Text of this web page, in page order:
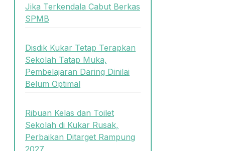
Jika Terkendala Cabut Berkas
SPMB
Disdik Kukar Tetap Terapkan
Sekolah Tatap Muka,
Pembelajaran Daring Dinilai
Belum Optimal
Ribuan Kelas dan Toilet
Sekolah di Kukar Rusak,
Perbaikan Ditarget Rampung